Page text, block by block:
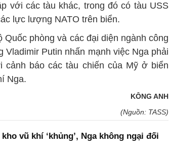
với các tàu khác, trong đó có tàu USS
lực lượng NATO trên biển.
phòng và các đại diện ngành công
Vladimir Putin nhấn mạnh việc Nga phải
cảnh báo các tàu chiến của Mỹ ở biển
Nga.
KÔNG ANH
(Nguồn: TASS)
vũ khí ‘khủng’, Nga không ngại đối